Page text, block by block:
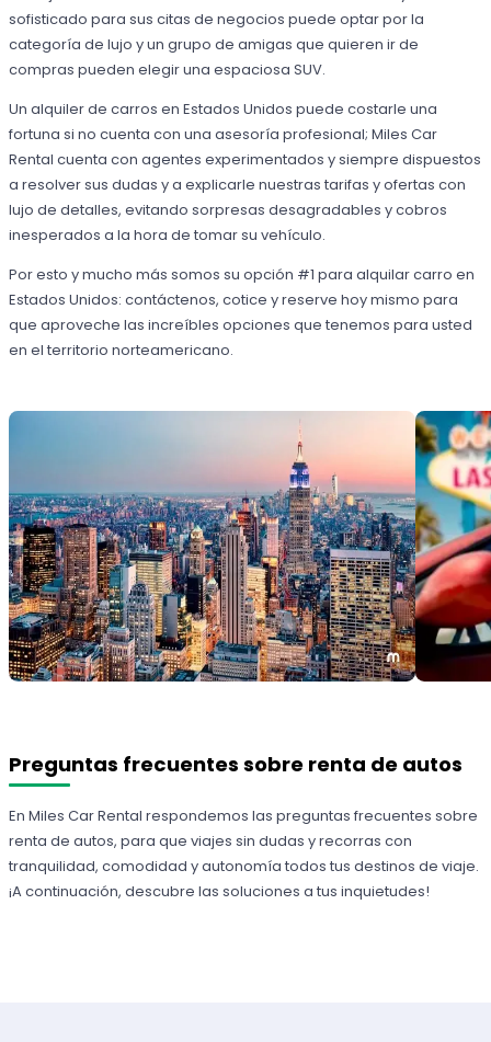
sofisticado para sus citas de negocios puede optar por la
categoría de lujo y un grupo de amigas que quieren ir de
compras pueden elegir una espaciosa SUV.
Un alquiler de carros en Estados Unidos puede costarle una
fortuna si no cuenta con una asesoría profesional; Miles Car
Rental cuenta con agentes experimentados y siempre dispuestos
a resolver sus dudas y a explicarle nuestras tarifas y ofertas con
lujo de detalles, evitando sorpresas desagradables y cobros
inesperados a la hora de tomar su vehículo.
Por esto y mucho más somos su opción #1 para alquilar carro en
Estados Unidos: contáctenos, cotice y reserve hoy mismo para
que aproveche las increíbles opciones que tenemos para usted
en el territorio norteamericano.
Preguntas frecuentes sobre renta de autos
En Miles Car Rental respondemos las preguntas frecuentes sobre
renta de autos, para que viajes sin dudas y recorras con
tranquilidad, comodidad y autonomía todos tus destinos de viaje.
¡A continuación, descubre las soluciones a tus inquietudes!